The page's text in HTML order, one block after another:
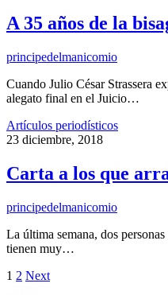
A 35 años de la
principedelmanicomio
Cuando Julio César Strassera
alegato final en el Juicio…
Artículos periodísticos
23 diciembre, 2018
Carta a los que
principedelmanicomio
La última semana, dos
tienen muy…
1 2 Next